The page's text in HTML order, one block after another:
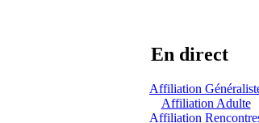
En direct
Affiliation
Affiliation Adulte
Affiliation